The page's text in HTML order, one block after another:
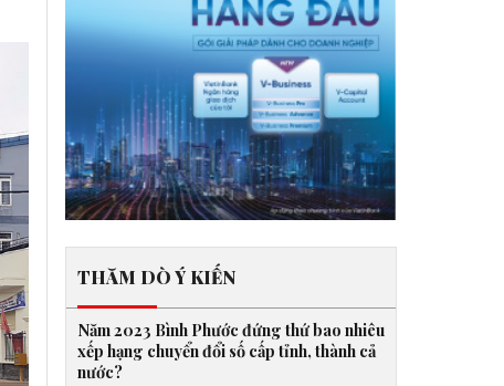
THĂM DÒ Ý KIẾN
Năm 2023 Bình Phước đứng thứ bao nhiêu
xếp hạng chuyển đổi số cấp tỉnh, thành cả
nước?